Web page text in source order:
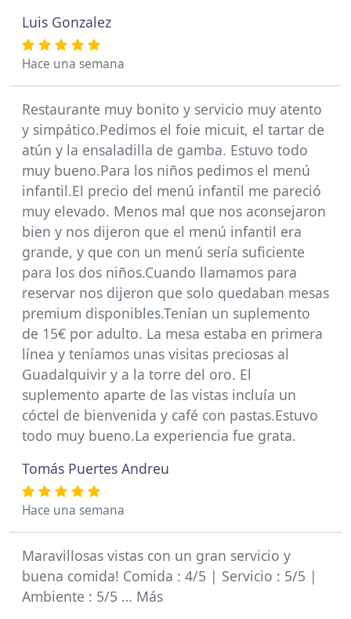
Luis Gonzalez
Hace una semana
Restaurante muy bonito y servicio muy atento
y simpático.Pedimos el foie micuit, el tartar de
atún y la ensaladilla de gamba. Estuvo todo
muy bueno.Para los niños pedimos el menú
infantil.El precio del menú infantil me pareció
muy elevado. Menos mal que nos aconsejaron
bien y nos dijeron que el menú infantil era
grande, y que con un menú sería suficiente
para los dos niños.Cuando llamamos para
reservar nos dijeron que solo quedaban mesas
premium disponibles.Tenían un suplemento
de 15€ por adulto. La mesa estaba en primera
línea y teníamos unas visitas preciosas al
Guadalquivir y a la torre del oro. El
suplemento aparte de las vistas incluía un
cóctel de bienvenida y café con pastas.Estuvo
todo muy bueno.La experiencia fue grata.
Tomás Puertes Andreu
Hace una semana
Maravillosas vistas con un gran servicio y
buena comida! Comida : 4/5 | Servicio : 5/5 |
Ambiente : 5/5 … Más